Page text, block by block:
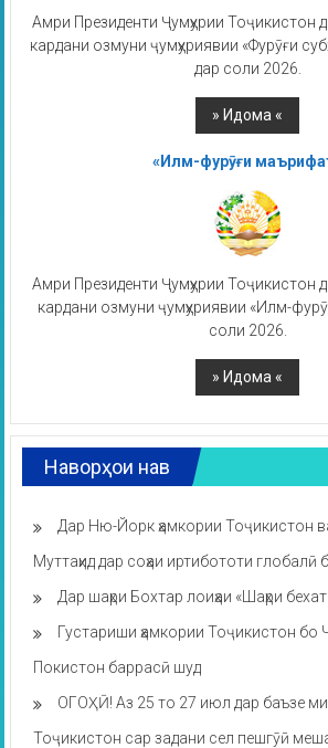
Амри Президенти Ҷумҳурии Тоҷикистон
кардани озмуни ҷумҳуриявии «Фурӯғи
дар соли 2026.
«Илм-фурӯғи
Амри Президенти Ҷумҳурии Тоҷикистон
кардани озмуни ҷумҳуриявии «Илм-
соли 2026.
Наворҳои нав
Дар Ню-Йорк ҳамкории Тоҷикистон
Муттаҳид дар соҳаи иртибототи глобалӣ
Дар шаҳри Бохтар лоиҳаи «Шаҳри
Густариши ҳамкории Тоҷикистон бо
Покистон баррасӣ шуд
ОГОҲӢ! Аз 25 то 27 июл дар баъзе
Тоҷикистон сар задани сел пешгӯӣ